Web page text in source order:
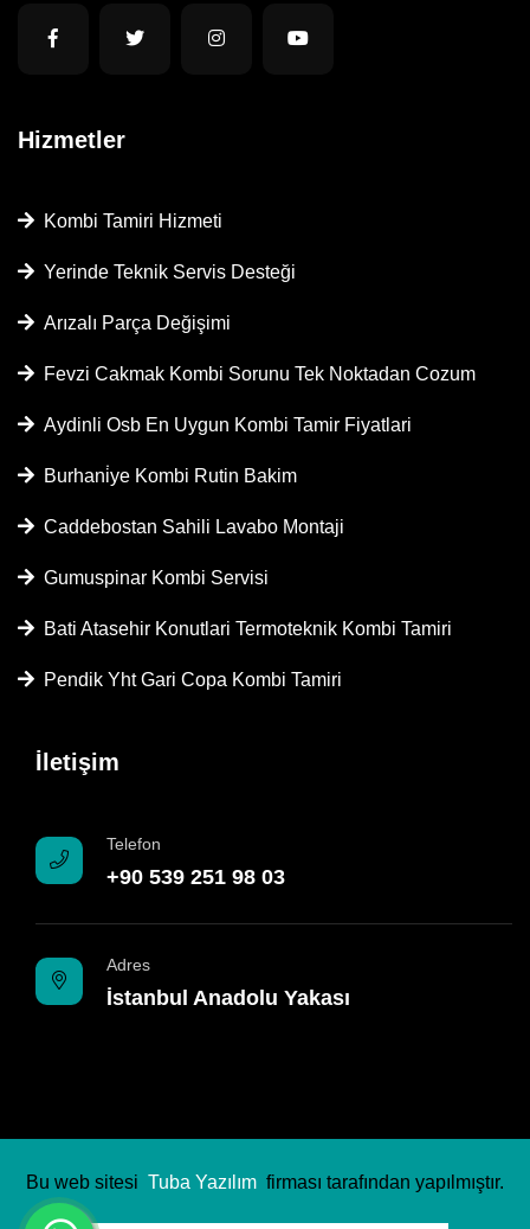
Hizmetler
Kombi Tamiri Hizmeti
Yerinde Teknik Servis Desteği
Arızalı Parça Değişimi
Fevzi Cakmak Kombi Sorunu Tek Noktadan Cozum
Aydinli Osb En Uygun Kombi Tamir Fiyatlari
Burhani̇ye Kombi Rutin Bakim
Caddebostan Sahili Lavabo Montaji
Gumuspinar Kombi Servisi
Bati Atasehir Konutlari Termoteknik Kombi Tamiri
Pendik Yht Gari Copa Kombi Tamiri
İletişim
Telefon
+90 539 251 98 03
Adres
İstanbul Anadolu Yakası
Bu web sitesi Tuba Yazılım firması tarafından yapılmıştır.